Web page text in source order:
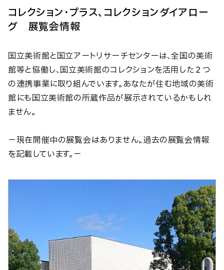
コレクション・プラス、コレクションダイアロー
グ 展覧会情報
国立美術館と国立アートリサーチセンターは、全国の美術
館等と協働し、国立美術館のコレクションを活用した２つ
の連携事業に取り組んでいます。あなたが住む地域の美術
館にも国立美術館の所蔵作品が展示されているかもしれ
ません。
－現在開催中の展覧会はありません。過去の展覧会情報
を記載しています。－